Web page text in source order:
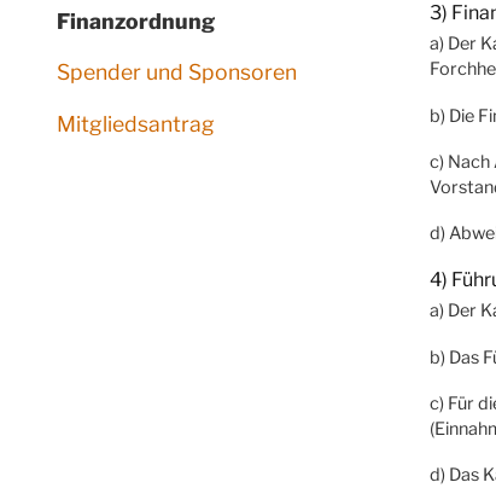
Finanzordnung
Spender und Sponsoren
Mitgliedsantrag
3)
a) Der
b) Die
c) Nach
d)
4)
a) Der
b) Das
c) Für
d) Das